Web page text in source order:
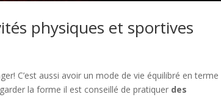
physiques et sportives
C’est aussi avoir un mode de vie équilibré en terme
la forme il est conseillé de pratiquer des